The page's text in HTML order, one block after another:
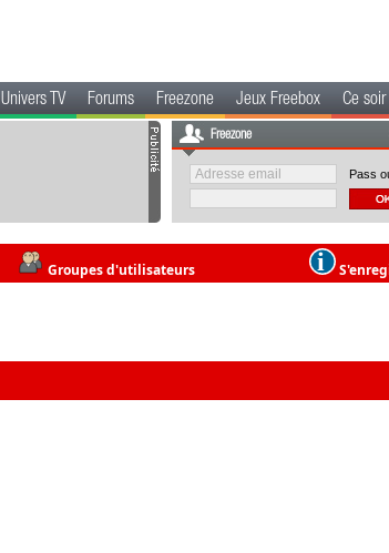
Univers TV Forums Freezone Jeux Freebox Ce soir
Freezone
Pass
Groupes d'utilisateurs